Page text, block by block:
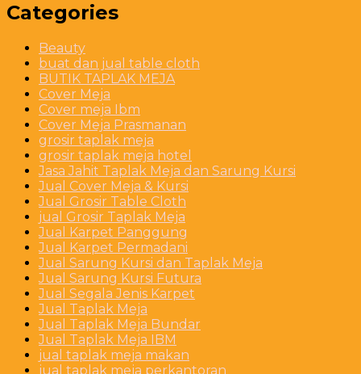
Categories
Beauty
buat dan jual table cloth
BUTIK TAPLAK MEJA
Cover Meja
Cover meja Ibm
Cover Meja Prasmanan
grosir taplak meja
grosir taplak meja hotel
Jasa Jahit Taplak Meja dan Sarung Kursi
Jual Cover Meja & Kursi
Jual Grosir Table Cloth
jual Grosir Taplak Meja
Jual Karpet Panggung
Jual Karpet Permadani
Jual Sarung Kursi dan Taplak Meja
Jual Sarung Kursi Futura
Jual Segala Jenis Karpet
Jual Taplak Meja
Jual Taplak Meja Bundar
Jual Taplak Meja IBM
jual taplak meja makan
jual taplak meja perkantoran